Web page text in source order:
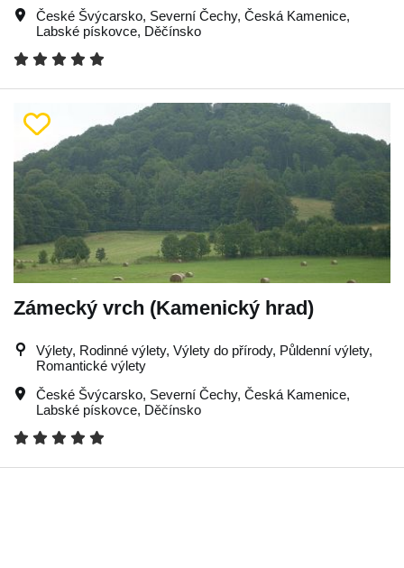
České Švýcarsko, Severní Čechy, Česká Kamenice,
Labské pískovce, Děčínsko
Zámecký vrch (Kamenický hrad)
Výlety, Rodinné výlety, Výlety do přírody, Půldenní výlety,
Romantické výlety
České Švýcarsko, Severní Čechy, Česká Kamenice,
Labské pískovce, Děčínsko